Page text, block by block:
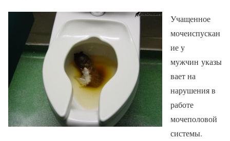
Учащенное
мочеиспускан
ие у
мужчин указы
вает на
нарушения в
работе
мочеполовой
системы.